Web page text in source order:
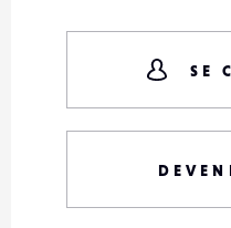
SE